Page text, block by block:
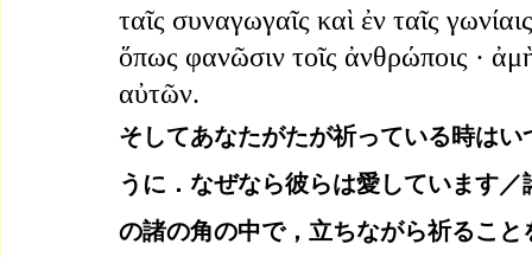
ταῖς συναγωγαῖς καὶ ἐν ταῖς
ὅπως φανῶσιν τοῖς ἀνθρώποις ·
αὐτῶν.
そしてあなたがたが祈っている時は
うに．なぜなら彼らは愛しています
の諸の角の中で，立ちながら祈るこ